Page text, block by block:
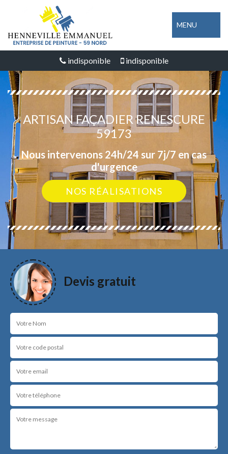
MENU
indisponible indisponible
ARTISAN FAÇADIER RENESCURE
59173
Nous intervenons 24h/24 sur 7j/7 en cas
d'urgence
NOS RÉALISATIONS
Devis gratuit